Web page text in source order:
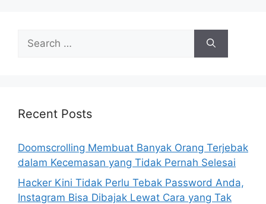
h
r
:
Recent Posts
Doomscrolling Membuat Banyak Orang Terjebak
dalam Kecemasan yang Tidak Pernah Selesai
Hacker Kini Tidak Perlu Tebak Password Anda,
Instagram Bisa Dibajak Lewat Cara yang Tak